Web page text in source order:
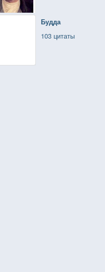
Будда
103 цитаты